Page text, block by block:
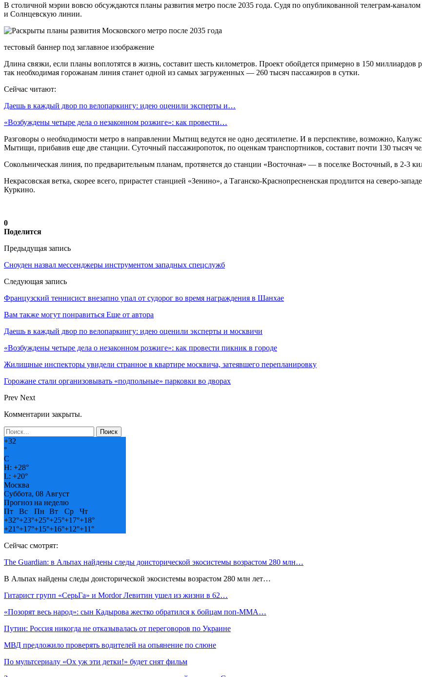
В столичной мэрии вовсю обсуждаются планы развития метро после 2035 года. Судя по опубликованной телеграм-
и Солнцевскую линии.
тестовый баннер под заглавное изображение
Длина связки, если планы воплотятся в жизнь, составит шесть километров. Проект обойдется примерно в 150 миллиардов
так необходимая горожанам линия станет одной из самых загруженных — 260 тысяч пассажиров в сутки.
Сейчас читают:
Даешь в каждый двор по велопаркингу: идею оценили эксперты и…
«Возбуждены четыре дела о незаконном розжиге»: как провести…
Разговоры о необходимости метро в направлении Мытищ ведутся не одно десятилетие. И в перспективе, возможно,
Мытищи, прибавив еще две станции. Суточный пассажиропоток, по оценкам транспортников, составит почти 130 тысяч
Сокольническая линия, по предварительным планам, протянется до станции «Восточная» — в поселке Восточный, в 2-3
Некрасовская ветка, скорее всего, прирастет станцией «Зенино», а Таганско-Краснопресненская продлится на северо-
Куркино.
0
Поделится
Предыдущая запись
Сноуден назвал мессенджеры инструментом западных спецслужб
Следующая запись
Французский теннисист внезапно упал от судорог во время награждения в Шанхае
Вам также могут понравиться Еще от автора
Даешь в каждый двор по велопаркингу: идею оценили эксперты и москвичи
«Возбуждены четыре дела о незаконном розжиге»: как провести пикник в городе
Жилищные инспекторы увидели странное в квартире москвича, затеявшего перепланировку
Горожане стали организовывать «подпольные» парковки во дворах
Prev Next
Комментарии закрыты.
+32
°
C
H: +28°
L: +20°
Москва
Суббота, 08 Август
Прогноз на неделю
Пт
Вс Пн Вт Ср
Чт
+32°+23°+25°+25°+17°+18°
+21°+17°+15°+16°+12°+11°
Сейчас смотрят:
The Guardian: в Альпах найдены следы доисторической экосистемы возрастом 280 млн…
В Альпах найдены следы доисторической экосистемы возрастом 280 млн лет…
Гитарист групп «СерьГа» и Mordor Левитин ушел из жизни в 62…
«Позорят весь народ»: сын Кадырова жестко обратился к бойцам поп-ММА…
Путин: Россия никогда не отказывалась от переговоров по Украине
МВД предложило проверять водителей на опьянение по слюне
По мультсериалу «Ох уж эти детки!» будет снят фильм